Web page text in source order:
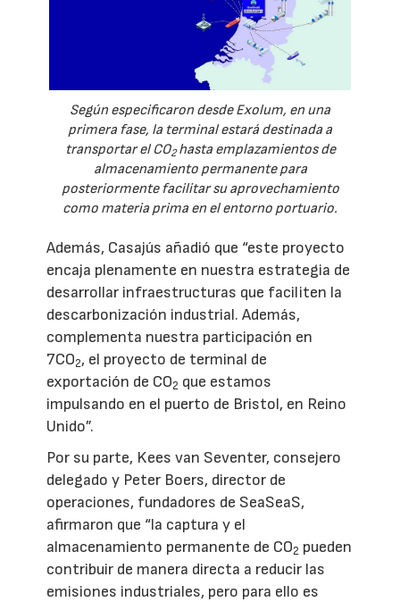
Según especificaron desde Exolum, en una
primera fase, la terminal estará destinada a
transportar el CO2hasta emplazamientos de
almacenamiento permanente para
posteriormente facilitar su aprovechamiento
como materia prima en el entorno portuario.
Además, Casajús añadió que “este proyecto
encaja plenamente en nuestra estrategia de
desarrollar infraestructuras que faciliten la
descarbonización industrial. Además,
complementa nuestra participación en
7CO2, el proyecto de terminal de
exportación de CO2 que estamos
impulsando en el puerto de Bristol, en Reino
Unido”.
Por su parte, Kees van Seventer, consejero
delegado y Peter Boers, director de
operaciones, fundadores de SeaSeaS,
afirmaron que “la captura y el
almacenamiento permanente de CO2 pueden
contribuir de manera directa a reducir las
emisiones industriales, pero para ello es